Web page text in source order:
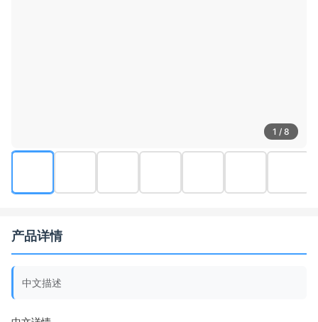
1 / 8
产品详情
中文描述